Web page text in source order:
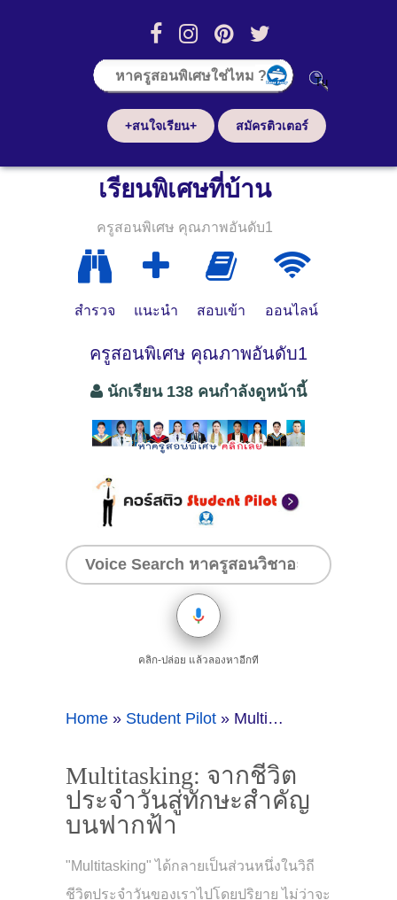
+สนใจเรียน+ สมัครติวเตอร์
เรียนพิเศษที่บ้าน
ครูสอนพิเศษ คุณภาพอันดับ1
สำรวจ แนะนำ สอบเข้า ออนไลน์
ครูสอนพิเศษ คุณภาพอันดับ1
นักเรียน 138 คนกำลังดูหน้านี้
คลิก-ปล่อย แล้วลองหาอีกที
Home » Student Pilot » Multitasking: จากชีวิตประจำวันสู่ทักษะสำคัญบนฟากฟ้า
Multitasking: จากชีวิต
ประจำวันสู่ทักษะสำคัญ
บนฟากฟ้า
"Multitasking" ได้กลายเป็นส่วนหนึ่งในวิถี
ชีวิตประจำวันของเราไปโดยปริยาย ไม่ว่าจะ